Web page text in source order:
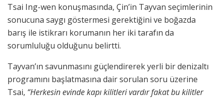
Tsai Ing-wen konuşmasında, Çin’in Tayvan seçimlerinin
sonucuna saygı göstermesi gerektiğini ve boğazda
barış ile istikrarı korumanın her iki tarafın da
sorumluluğu olduğunu belirtti.
Tayvan’ın savunmasını güçlendirerek yerli bir denizaltı
programını başlatmasına dair sorulan soru üzerine
Tsai, “Herkesin evinde kapı kilitleri vardır fakat bu kilitler